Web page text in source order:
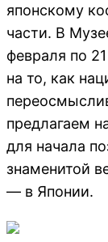
японскому
части. В
февраля по
на то, как
предлагаем
для начала
знаменитой
— в Японии.